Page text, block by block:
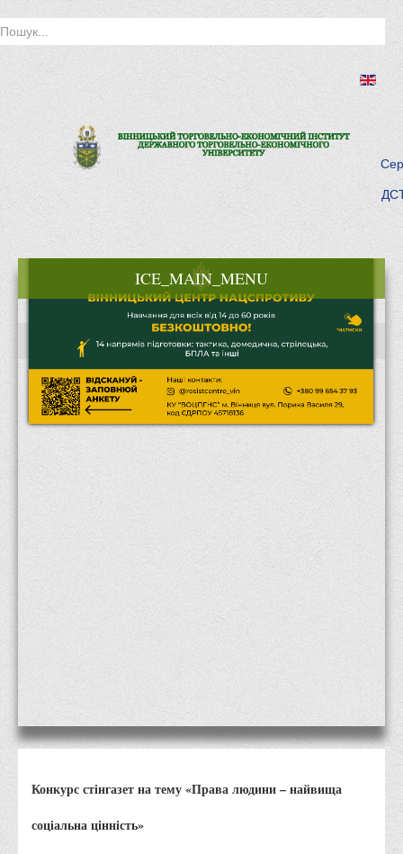
ICE_MAIN_MENU
Історія інституту
Інститут сьогодні
Місія та цілі
Публічна інформація
Заходи запобігання протиправним діям
Антикорупційні заходи
Протидія тероризму та насиллю
Як розпізнати глорифікацію збройної агресії РФ проти
України та протистояти їй?
Правила поведінки у разі виявлення вибухонебезпечних
Протидія торгівлі людьми
характеру
Правила безпечної поведінки учасників освітнього процесу в
Конкурс стінгазет на тему «Права людини – найвища
соціальна цінність»